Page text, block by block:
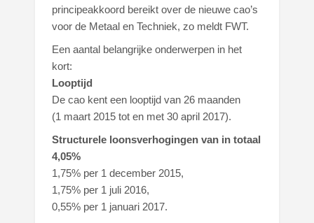
principeakkoord bereikt over de nieuwe cao’s
voor de Metaal en Techniek, zo meldt FWT.
Een aantal belangrijke onderwerpen in het
kort:
Looptijd
De cao kent een looptijd van 26 maanden
(1 maart 2015 tot en met 30 april 2017).
Structurele loonsverhogingen van in totaal
4,05%
1,75% per 1 december 2015,
1,75% per 1 juli 2016,
0,55% per 1 januari 2017.